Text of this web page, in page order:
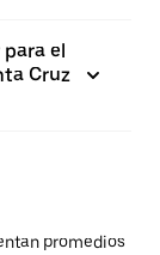
el
Cruz
promedios